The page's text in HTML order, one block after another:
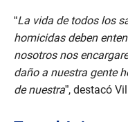
“La vida de todos los
homicidas deben
nosotros nos
daño a nuestra gente
de nuestra”, destacó